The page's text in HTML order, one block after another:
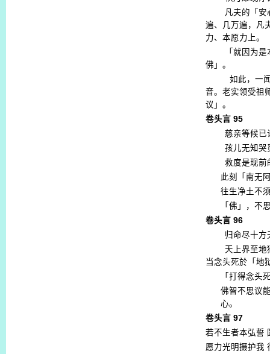
凡夫的「安
遍、几万遍，凡
力、本愿力上。
「就因为
佛」。
如此，一
音。老实领受祖
议」。
卷头言 95
慈亲等候已
孩儿无知哭
救度是现前
此刻「南无
往生净土不
「佛」，不
卷头言 96
归命尽十方
天上界至地
当念头死於「地
「打得念头
佛智不思议
心。
卷头言 97
若不生者本弘誓
愿力光明摄护我